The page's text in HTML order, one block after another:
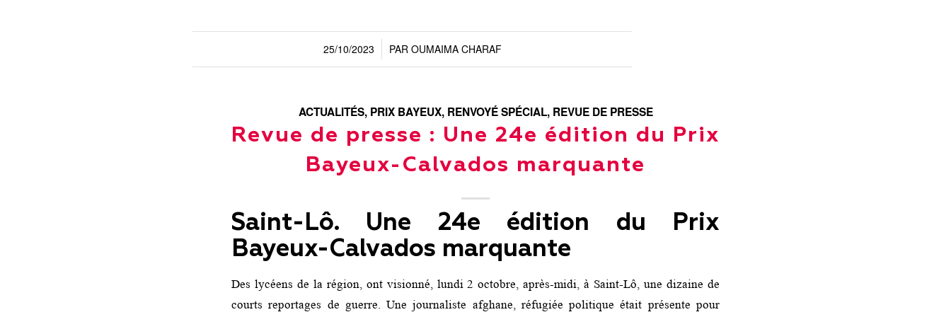
25/10/2023
/ PAR OUMAIMA CHARAF
ACTUALITÉS, PRIX BAYEUX, RENVOYÉ SPÉCIAL, REVUE DE PRESSE
Revue de presse : Une 24e édition du Prix
Bayeux-Calvados marquante
Saint-Lô. Une 24e édition du Prix
Bayeux-Calvados marquante
Des lycéens de la région, ont visionné, lundi 2 octobre, après-midi, à Saint-Lô, une dizaine de
courts reportages de guerre. Une journaliste afghane, réfugiée politique était présente pour